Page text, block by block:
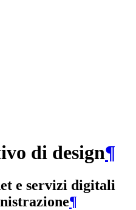
di design¶
e servizi digitali
¶